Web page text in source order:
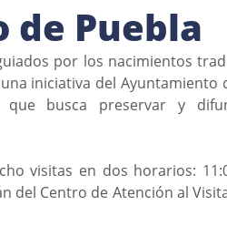
de Puebla
por los nacimientos
iniciativa del Ayuntamiento
busca preservar y
visitas en dos horarios:
Centro de Atención al